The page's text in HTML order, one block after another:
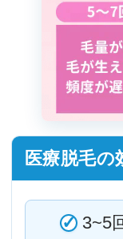
医療脱毛の
3~5